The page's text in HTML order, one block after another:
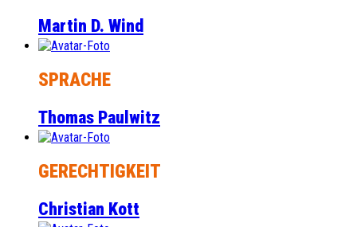
Martin D. Wind
SPRACHE
Thomas Paulwitz
GERECHTIGKEIT
Christian Kott